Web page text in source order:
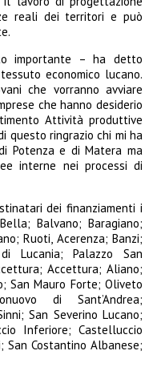
reali dei territori e può
importante – ha detto
economico lucano.
che vorranno avviare
che hanno desiderio
Attività produttive
questo ringrazio chi mi ha
Potenza e di Matera ma
interne nei processi di
dei finanziamenti i
Balvano; Baragiano;
Ruoti, Acerenza; Banzi;
Lucania; Palazzo San
Accettura; Aliano;
San Mauro Forte; Oliveto
di Sant’Andrea;
San Severino Lucano;
Inferiore; Castelluccio
San Costantino Albanese;